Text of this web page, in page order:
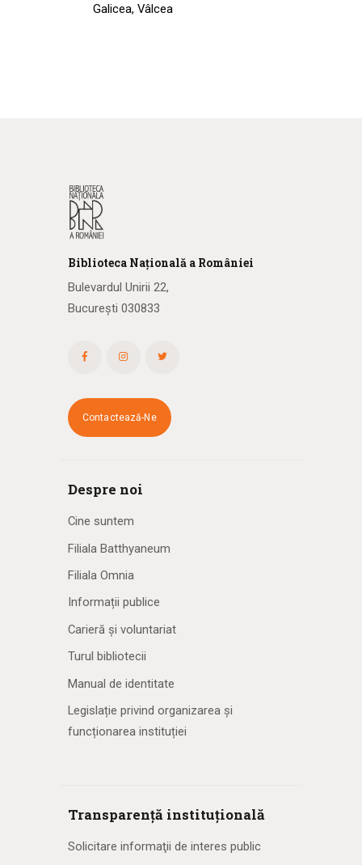
Galicea, Vâlcea
Biblioteca Națională a României
Bulevardul Unirii 22,
București 030833
Contactează-Ne
Despre noi
Cine suntem
Filiala Batthyaneum
Filiala Omnia
Informații publice
Carieră și voluntariat
Turul bibliotecii
Manual de identitate
Legislație privind organizarea și
funcționarea instituției
Transparență instituțională
Solicitare informaţii de interes public